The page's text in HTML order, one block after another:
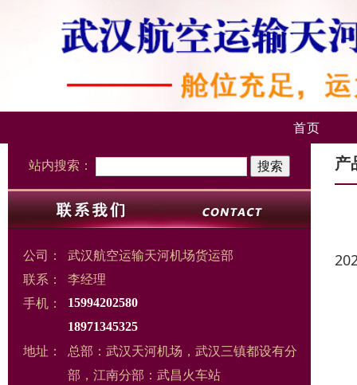
首页
站内搜索：
公司：
武汉航空运输天河机场货运部
联系：
李经理
手机：
15994202580
18971345325
地址：
总部：武汉天河机场，武汉三镇都设有分
部，江南分部：武昌火车站
产